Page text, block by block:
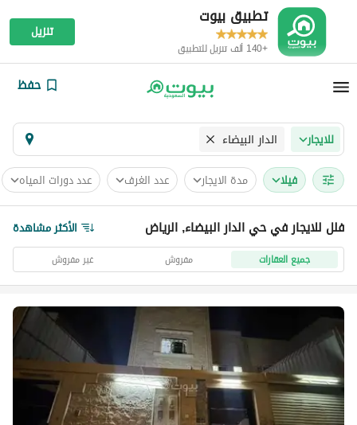
تطبيق بيوت
+140 ألف تنزيل للتطبيق
تنزيل
حفظ
للايجار الدار البيضاء
فیلا مدة الايجار عدد الغرف عدد دورات المياه
فلل للايجار في حي الدار البيضاء, الرياض الأكثر مشاهدة
جميع العقارات مفروش غير مفروش